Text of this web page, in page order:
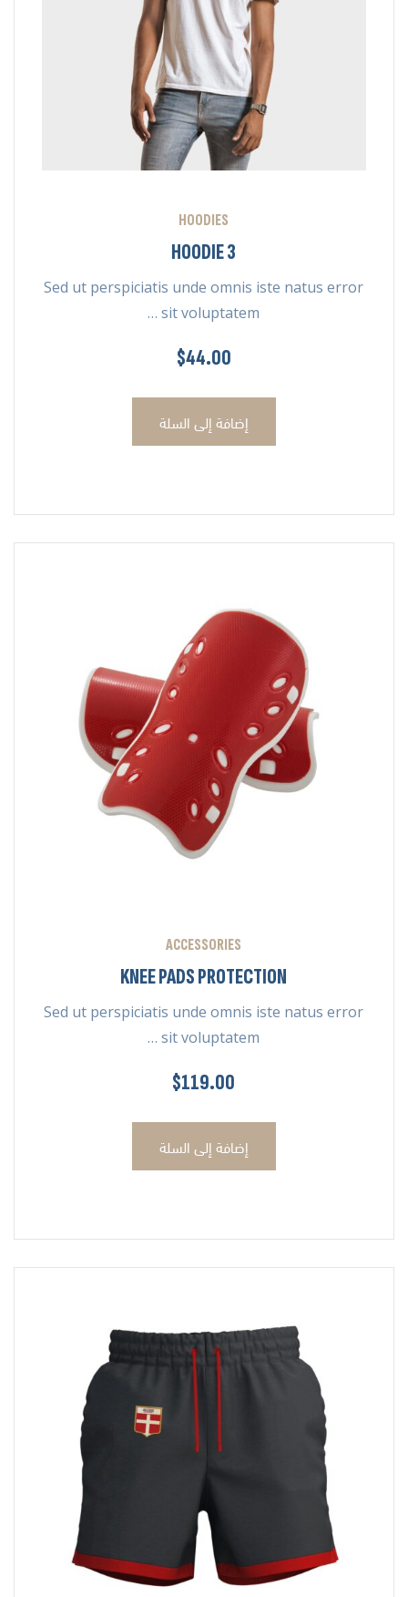
HOODIES
HOODIE 3
Sed ut perspiciatis unde omnis iste natus error
sit voluptatem …
$44.00
إضافة إلى السلة
ACCESSORIES
KNEE PADS PROTECTION
Sed ut perspiciatis unde omnis iste natus error
sit voluptatem …
$119.00
إضافة إلى السلة